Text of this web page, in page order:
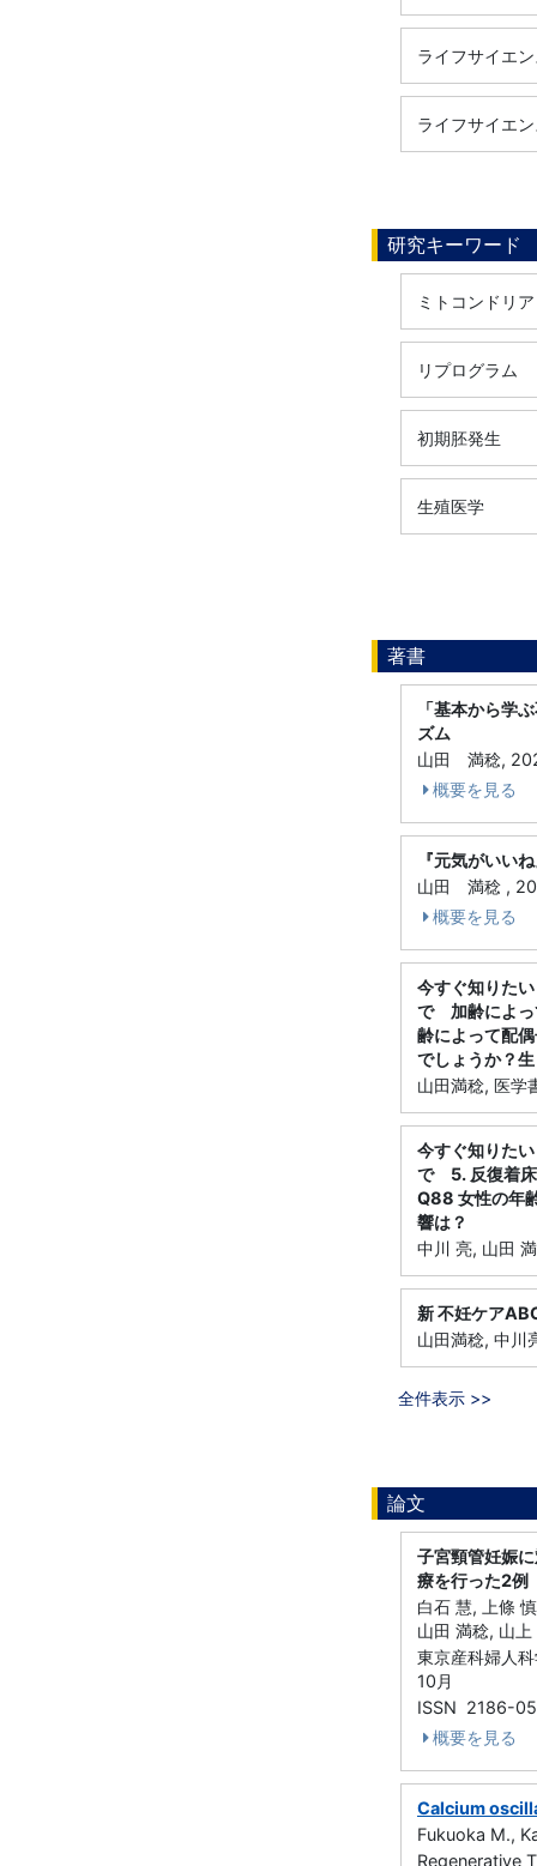
ライフサイエ
ライフサイエ
研究キーワード
ミトコンドリア
リプログラム
初期胚発生
生殖医学
著書
「基本から学
ズム
山田 満稔,
概要を見る
『元気がいい
山田 満稔 ,
概要を見る
今すぐ知りた
で 加齢によっ
齢によって配
でしょうか？
山田満稔, 医学
今すぐ知りた
で 5. 反復着床
Q88 女性の年
響は？
中川 亮, 山田
新 不妊ケア
山田満稔, 中川
全件表示 >>
論文
子宮頸管妊娠
療を行った2例
白石 慧, 上條
山田 満稔, 山
東京産科婦人
10月
ISSN 2186-
概要を見る
Calcium
Fukuoka M.,
Regenerative